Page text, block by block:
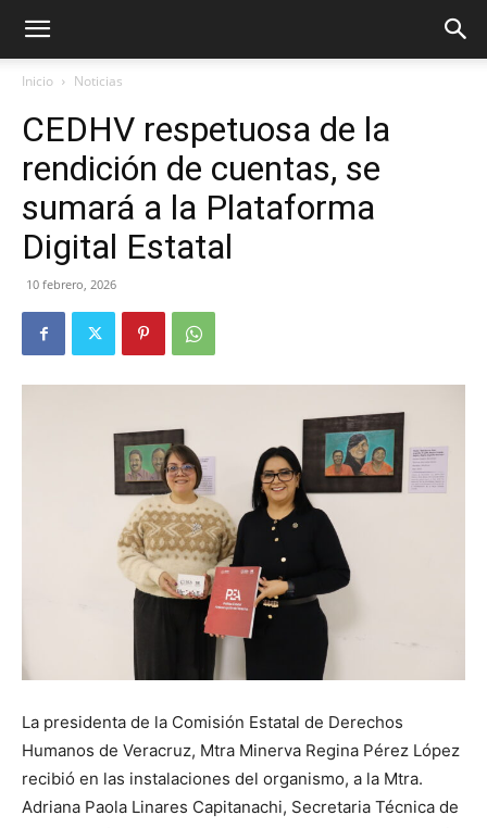
Inicio Noticias
CEDHV respetuosa de la
rendición de cuentas, se
sumará a la Plataforma
Digital Estatal
10 febrero, 2026
La presidenta de la Comisión Estatal de Derechos
Humanos de Veracruz, Mtra Minerva Regina Pérez López
recibió en las instalaciones del organismo, a la Mtra.
Adriana Paola Linares Capitanachi, Secretaria Técnica de